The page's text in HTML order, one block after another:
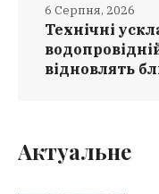
Технічні
відновлять
6 Серпня, 2026
Актуальне